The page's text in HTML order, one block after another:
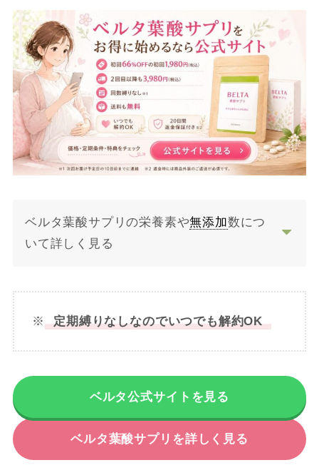
ベルタ葉酸サプリの栄養素や無添加数につ
いて詳しく見る
※ 定期縛りなしなのでいつでも解約OK
ベルタ公式サイトを見る
ベルタ葉酸サプリを詳しく見る